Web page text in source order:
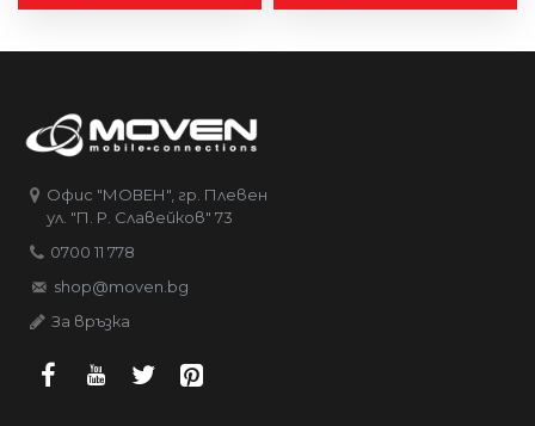
Офис "МОВЕН", гр. Плевен
ул. "П. Р. Славейков" 73
0700 11 778
shop@moven.bg
За връзка